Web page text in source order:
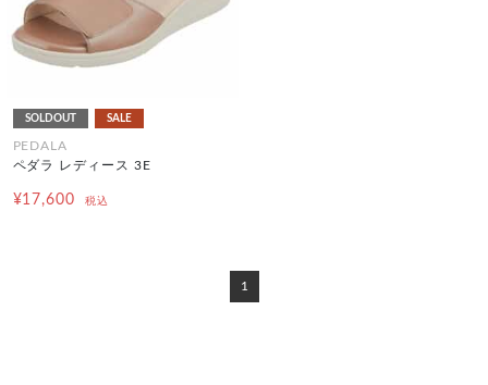
SOLDOUT SALE
PEDALA
ペダラ レディース 3E
¥17,600 税込
1